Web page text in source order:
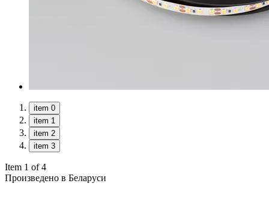
item 0
item 1
item 2
item 3
Item 1 of 4
Произведено в Беларуси